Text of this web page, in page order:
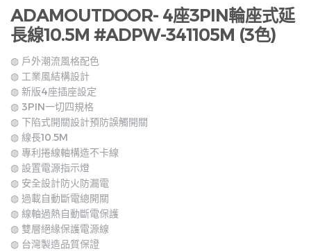
ADAMOUTDOOR- 4座3PIN輪座式延
長線10.5M #ADPW-341105M (3色)
◍ 戶外潮流風格配色
◍ 工業風結構設計
◍ 新版4座插座設定
◍ 3PIN一切四規格
◍ 下陷式開關設計預防誤觸開關
◍ 線長10.5M
◍ 專利捲線軸構造不卡線
◍ 設置電源指示燈
◍ 安全設計防火防漏電
◍ 過載自動斷電總開關
◍ 線軸過熱自動斷電保護
◍ 雙層絕緣保護電源線
◍ 台灣製造品質保證